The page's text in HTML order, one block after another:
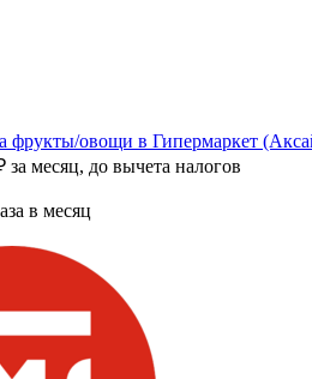
фрукты/овощи в Гипермаркет
за месяц, до вычета налогов
в месяц